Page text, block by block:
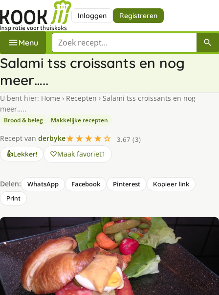
Inloggen Registreren
Menu Zoek een recept
Salami tss croissants en nog
meer…..
U bent hier: Home › Recepten › Salami tss croissants en nog
meer…..
Brood & beleg Makkelijke recepten
Recept van derbyke★★★★☆
3.67 (3)
👍Lekker! Maak favoriet1
Delen: WhatsApp Facebook Pinterest
Kopieer link
Print